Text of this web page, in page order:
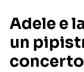
RECENSIONI
INTERVISTE
GOSSIP E
Adele e
un